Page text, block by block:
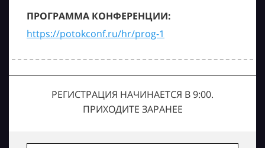
ПРОГРАММА КОНФЕРЕНЦИИ:
https://potokconf.ru/hr/prog-1
РЕГИСТРАЦИЯ НАЧИНАЕТСЯ В 9:00.
ПРИХОДИТЕ ЗАРАНЕЕ